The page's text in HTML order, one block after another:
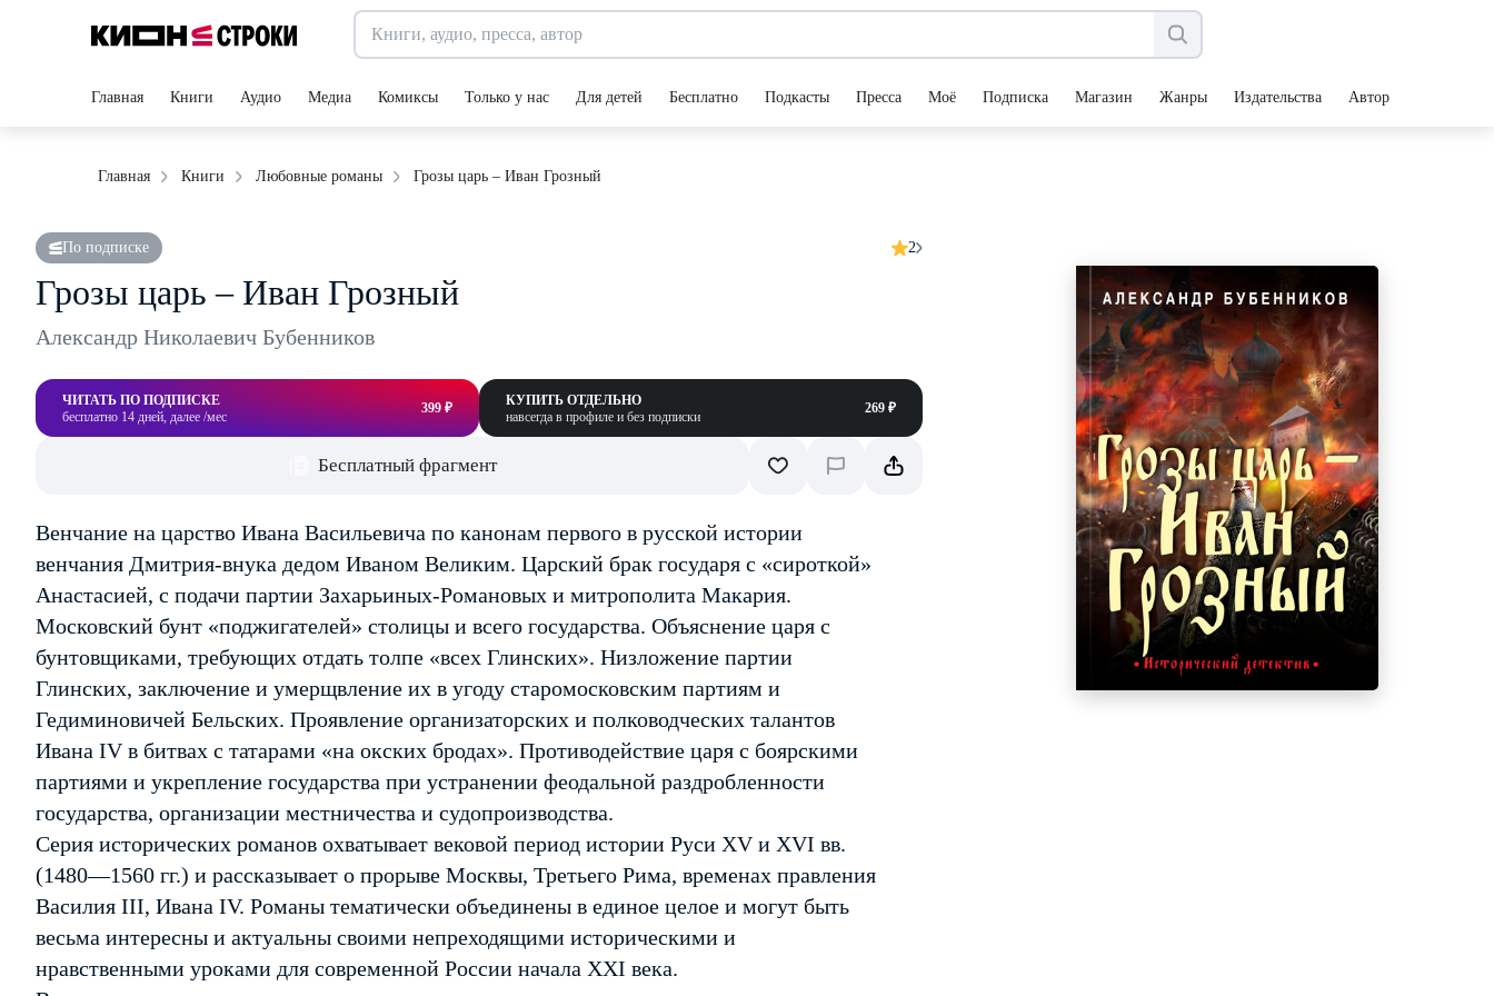
Главная Книги Аудио Медиа Комиксы Только у нас Для детей Бесплатно Подкасты Пресса Моё Подписка Магазин Жанры Издательства Авторы
Главная Книги Любовные романы Грозы царь – Иван Грозный
По подписке 2
Грозы царь – Иван Грозный
Александр Николаевич Бубенников
ЧИТАТЬ ПО ПОДПИСКЕ
бесплатно 14 дней, далее /мес
399 ₽
КУПИТЬ ОТДЕЛЬНО
навсегда в профиле и без подписки
269 ₽
Бесплатный фрагмент
Венчание на царство Ивана Васильевича по канонам первого в русской истории
венчания Дмитрия-внука дедом Иваном Великим. Царский брак государя с «сироткой»
Анастасией, с подачи партии Захарьиных-Романовых и митрополита Макария.
Московский бунт «поджигателей» столицы и всего государства. Объяснение царя с
бунтовщиками, требующих отдать толпе «всех Глинских». Низложение партии
Глинских, заключение и умерщвление их в угоду старомосковским партиям и
Гедиминовичей Бельских. Проявление организаторских и полководческих талантов
Ивана IV в битвах с татарами «на окских бродах». Противодействие царя с боярскими
партиями и укрепление государства при устранении феодальной раздробленности
государства, организации местничества и судопроизводства.
Серия исторических романов охватывает вековой период истории Руси XV и XVI вв.
(1480—1560 гг.) и рассказывает о прорыве Москвы, Третьего Рима, временах правления
Василия III, Ивана IV. Романы тематически объединены в единое целое и могут быть
весьма интересны и актуальны своими непреходящими историческими и
нравственными уроками для современной России начала XXI века.